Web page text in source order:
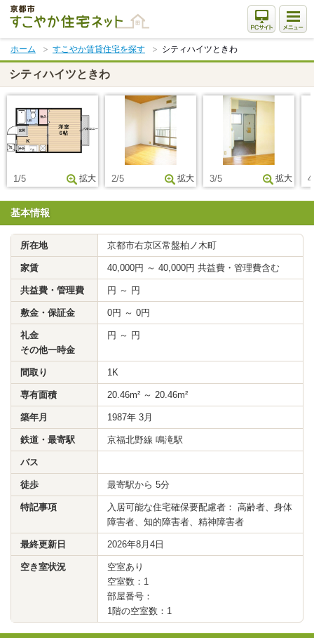
本
文
ま
で
ス
キ
ホーム すこやか賃貸住宅を探す シティハイツときわ
シティハイツときわ
1/5 拡大 2/5 拡大 3/5 拡大
基本情報
所在地 京都市右京区常盤柏ノ木町
家賃 40,000円 ～ 40,000円 共益費・管理費含む
共益費・管理費 円 ～ 円
敷金・保証金 0円 ～ 0円
礼金
その他一時金
円 ～ 円
間取り 1K
専有面積 20.46m² ～ 20.46m²
築年月 1987年 3月
鉄道・最寄駅 京福北野線 鳴滝駅
バス
徒歩 最寄駅から 5分
特記事項
入居可能な住宅確保要配慮者： 高齢者、身体
障害者、知的障害者、精神障害者
最終更新日 2026年8月4日
空き室状況
空室あり
空室数：1
部屋番号：
1階の空室数：1